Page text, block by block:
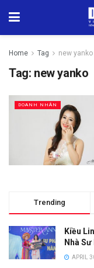
Home Tag new yanko
Tag: new yanko
DOANH NHÂN
Trending
Kiều
Nhà
APRIL